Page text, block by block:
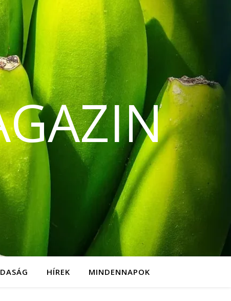
HÍREK MINDENNAPOK